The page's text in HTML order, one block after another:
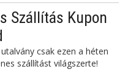
Szállítás Kupon
csak ezen a héten
szállítást világszerte!